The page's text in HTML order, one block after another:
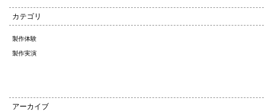
カテゴリ
製作体験
製作実演
アーカイブ